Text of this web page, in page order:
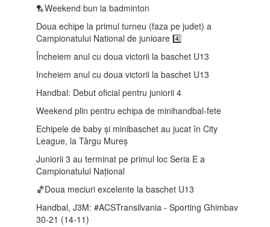
🏸Weekend bun la badminton
Doua echipe la primul turneu (faza pe judet) a
Campionatului National de junioare 4️⃣
Încheiem anul cu doua victorii la baschet U13
Incheiem anul cu doua victorii la baschet U13
Handbal: Debut oficial pentru juniorii 4
Weekend plin pentru echipa de minihandbal-fete
Echipele de baby și minibaschet au jucat în City
League, la Târgu Mureș
Juniorii 3 au terminat pe primul loc Seria E a
Campionatului Național
🏀Doua meciuri excelente la baschet U13
Handbal, J3M: #ACSTransilvania - Sporting Ghimbav
30-21 (14-11)